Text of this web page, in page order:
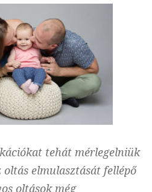
tehát mérlegelniük
elmulasztását fellépő
oltások még